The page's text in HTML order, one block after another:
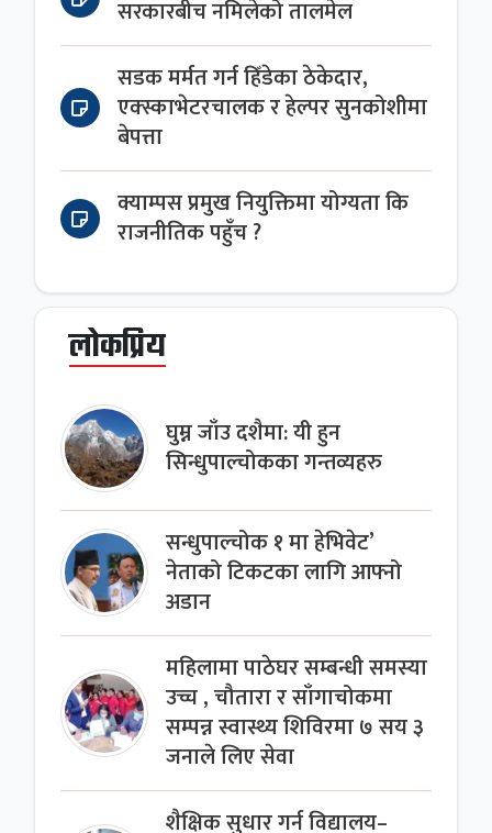
सरकारबीच नमिलेको तालमेल
सडक मर्मत गर्न हिँडेका ठेकेदार,
एक्स्काभेटरचालक र हेल्पर सुनकोशीमा
बेपत्ता
क्याम्पस प्रमुख नियुक्तिमा योग्यता कि
राजनीतिक पहुँच ?
लोकप्रिय
घुम्न जाँउ दशैमा: यी हुन
सिन्धुपाल्चोकका गन्तव्यहरु
सन्धुपाल्चोक १ मा हेभिवेट’
नेताको टिकटका लागि आफ्नो
अडान
महिलामा पाठेघर सम्बन्धी समस्या
उच्च , चौतारा र साँगाचोकमा
सम्पन्न स्वास्थ्य शिविरमा ७ सय ३
जनाले लिए सेवा
शैक्षिक सुधार गर्न विद्यालय–